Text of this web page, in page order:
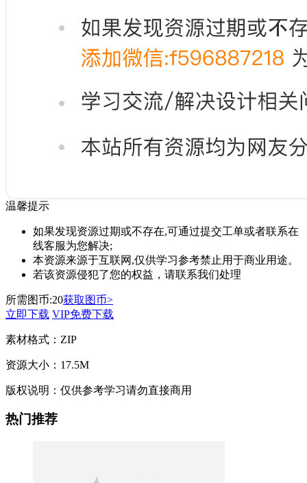
温馨提示
如果发现资源过期或不存在,可通过提交工单或者联系在
线客服为您解决;
本资源来源于互联网,仅供学习参考禁止用于商业用途。
若该资源侵犯了您的权益，请联系我们处理
所需图币:20获取图币>
立即下载 VIP免费下载
素材格式： ZIP
资源大小： 17.5M
版权说明： 仅供参考学习请勿直接商用
热门推荐